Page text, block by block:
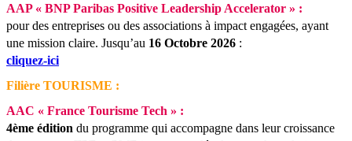
AAP « BNP Paribas Positive Leadership Accelerator » :
pour des entreprises ou des associations à impact engagées, ayant
une mission claire. Jusqu’au 16 Octobre 2026 :
cliquez-ici
Filière TOURISME :
AAC « France Tourisme Tech » :
4ème édition du programme qui accompagne dans leur croissance